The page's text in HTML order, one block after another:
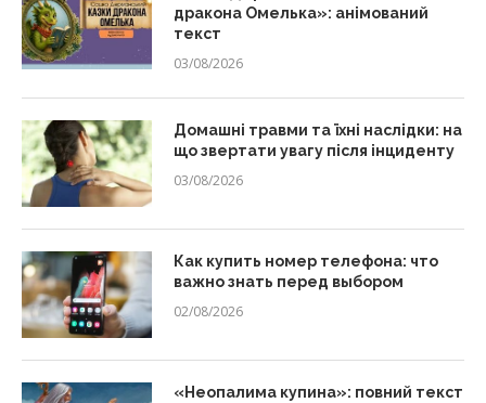
дракона Омелька»: анімований
текст
03/08/2026
Домашні травми та їхні наслідки: на
що звертати увагу після інциденту
03/08/2026
Как купить номер телефона: что
важно знать перед выбором
02/08/2026
«Неопалима купина»: повний текст